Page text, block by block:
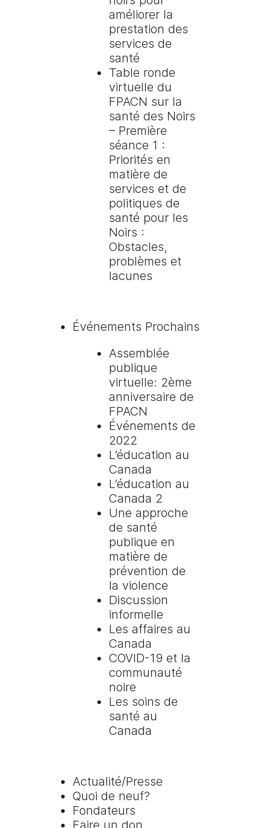
améliorer la
prestation des
services de
santé
Table ronde
virtuelle du
FPACN sur la
santé des Noirs
– Première
séance 1 :
Priorités en
matière de
services et de
politiques de
santé pour les
Noirs :
Obstacles,
problèmes et
lacunes
Événements Prochains
Assemblée
publique
virtuelle: 2ème
anniversaire de
FPACN
Événements de
2022
L’éducation au
Canada
L’éducation au
Canada 2
Une approche
de santé
publique en
matière de
prévention de
la violence
Discussion
informelle
Les affaires au
Canada
COVID-19 et la
communauté
noire
Les soins de
santé au
Canada
Actualité/Presse
Quoi de neuf?
Fondateurs
Faire un don